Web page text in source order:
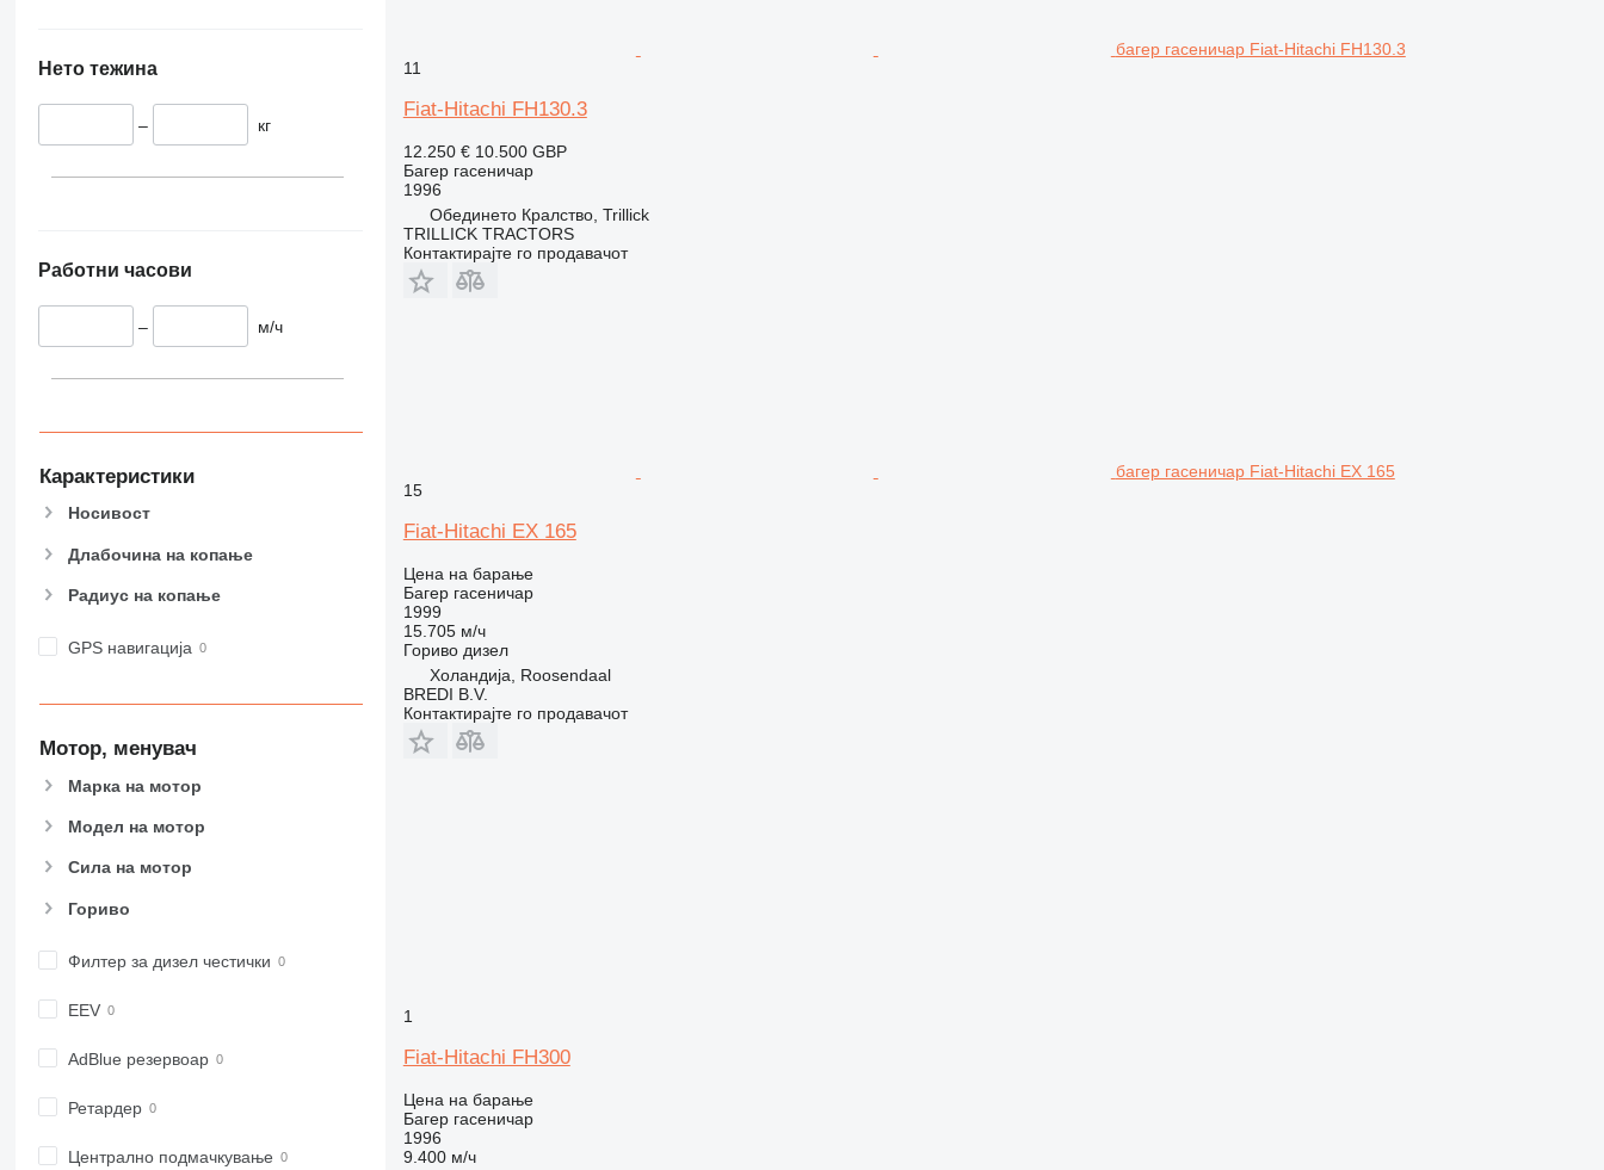
Нето тежина
– кг
Работни часови
– м/ч
Карактеристики
Носивост
Длабочина на копање
Радиус на копање
GPS навигација
Мотор, менувач
Марка на мотор
Модел на мотор
Сила на мотор
Гориво
Филтер за дизел честички
EEV
AdBlue резервоар
Ретардер
Централно подмачкување
багер гасеничар Fiat-Hitachi FH130.3
11
Fiat-Hitachi FH130.3
12.250 € 10.500 GBP
Багер гасеничар
1996
Обединето Кралство, Trillick
TRILLICK TRACTORS
Контактирајте го продавачот
багер гасеничар Fiat-Hitachi EX 165
15
Fiat-Hitachi EX 165
Цена на барање
Багер гасеничар
1999
15.705 м/ч
Гориво дизел
Холандија, Roosendaal
BREDI B.V.
Контактирајте го продавачот
1
Fiat-Hitachi FH300
Цена на барање
Багер гасеничар
1996
9.400 м/ч